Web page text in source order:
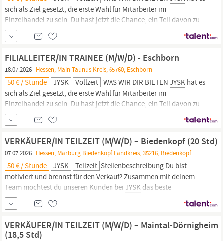
sich als Ziel gesetzt, die erste Wahl für Mitarbeiter im
Einzelhandel zu sein. Du hast jetzt die Chance, ein Teil davon zu
werden und zusammen mit uns an diesem großen Ziel zu
arbeiten! JYSKist ein dynamisches Unternehmen und uns ist
wichtig, dass du gut in deiner neuen Position ankommst.
FILIALLEITER/IN TRAINEE (M/W/D) - Eschborn
18.07.2026 Hessen, Main Taunus Kreis, 65760, Eschborn
50 € / Stunde JYSK Vollzeit WAS WIR DIR BIETEN JYSK hat es
sich als Ziel gesetzt, die erste Wahl für Mitarbeiter im
Einzelhandel zu sein. Du hast jetzt die Chance, ein Teil davon zu
werden und zusammen mit uns an diesem großen Ziel zu
arbeiten! JYSKist ein dynamisches Unternehmen und uns ist
wichtig, dass du gut in deiner neuen Position ankommst.
VERKÄUFER/IN TEILZEIT (M/W/D) – Biedenkopf (20 Std)
07.07.2026 Hessen, Marburg Biedenkopf Landkreis, 35216, Biedenkopf
50 € / Stunde JYSK Teilzeit Stellenbeschreibung Du bist
motiviert und brennst für den Verkauf? Zusammen mit deinem
Team möchtest du unseren Kunden bei JYSK das beste
Einkaufserlebnis bieten? Du magst Abwechslung und ein
schnelllebiges Umfeld? Dann ist die Stelle als Verkäufer das
perfekte Match für dich! WAS WIR DIR BIETEN
Ziel gesetzt, die...
VERKÄUFER/IN TEILZEIT (M/W/D) – Maintal-Dörnigheim
(18,5 Std)